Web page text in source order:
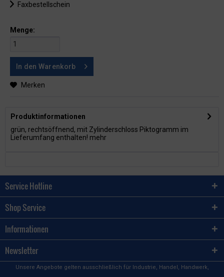
Faxbestellschein
Menge:
In den Warenkorb
Merken
Produktinformationen
grün, rechtsöffnend, mit Zylinderschloss Piktogramm im
Lieferumfang enthalten! mehr
Service Hotline
Shop Service
Informationen
Newsletter
Unsere Angebote gelten ausschließlich für Industrie, Handel, Handwerk,